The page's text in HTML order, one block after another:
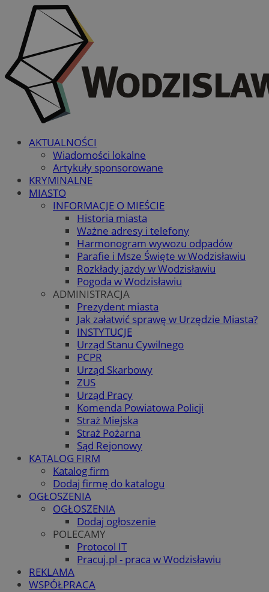
AKTUALNOŚCI
Wiadomości lokalne
Artykuły sponsorowane
KRYMINALNE
MIASTO
INFORMACJE O MIEŚCIE
Historia miasta
Ważne adresy i telefony
Harmonogram wywozu odpadów
Parafie i Msze Święte w Wodzisławiu
Rozkłady jazdy w Wodzisławiu
Pogoda w Wodzisławiu
ADMINISTRACJA
Prezydent miasta
Jak załatwić sprawę w Urzędzie Miasta?
INSTYTUCJE
Urząd Stanu Cywilnego
PCPR
Urząd Skarbowy
ZUS
Urząd Pracy
Komenda Powiatowa Policji
Straż Miejska
Straż Pożarna
Sąd Rejonowy
KATALOG FIRM
Katalog firm
Dodaj firmę do katalogu
OGŁOSZENIA
OGŁOSZENIA
Dodaj ogłoszenie
POLECAMY
Protocol IT
Pracuj.pl - praca w Wodzisławiu
REKLAMA
WSPÓŁPRACA